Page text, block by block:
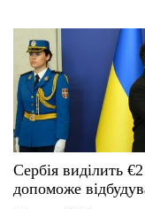
Сербія виділить
допоможе